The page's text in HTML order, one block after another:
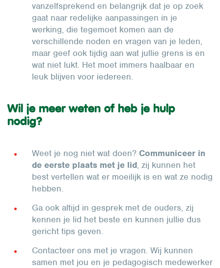
vanzelfsprekend en belangrijk dat je op zoek
gaat naar redelijke aanpassingen in je
werking, die tegemoet komen aan de
verschillende noden en vragen van je leden,
maar geef ook tijdig aan wat jullie grens is en
wat niet lukt. Het moet immers haalbaar en
leuk blijven voor iedereen.
Wil je meer weten of heb je hulp
nodig?
Weet je nog niet wat doen? Communiceer in
de eerste plaats met je lid, zij kunnen het
best vertellen wat er moeilijk is en wat ze nodig
hebben.
Ga ook altijd in gesprek met de ouders, zij
kennen je lid het beste en kunnen jullie dus
gericht tips geven.
Contacteer ons met je vragen. Wij kunnen
samen met jou en je pedagogisch medewerker